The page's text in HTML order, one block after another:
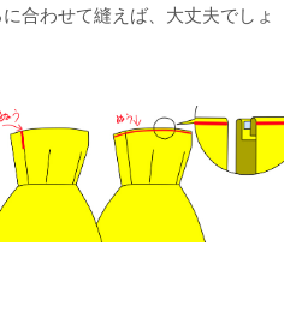
合わせて縫えば、大丈夫でしょ